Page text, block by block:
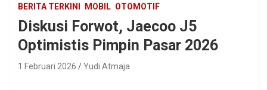
BERITA TERKINI MOBIL OTOMOTIF
Diskusi Forwot, Jaecoo J5
Optimistis Pimpin Pasar 2026
1 Februari 2026 Yudi Atmaja